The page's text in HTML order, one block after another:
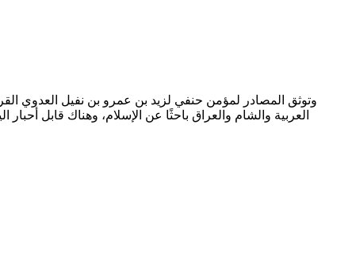
وتوثق المصادر لمؤمن حنفي لزيد بن عمرو بن نفيل العدوي
العربية والشام والعراق باحثًا عن الإسلام، وهناك قابل